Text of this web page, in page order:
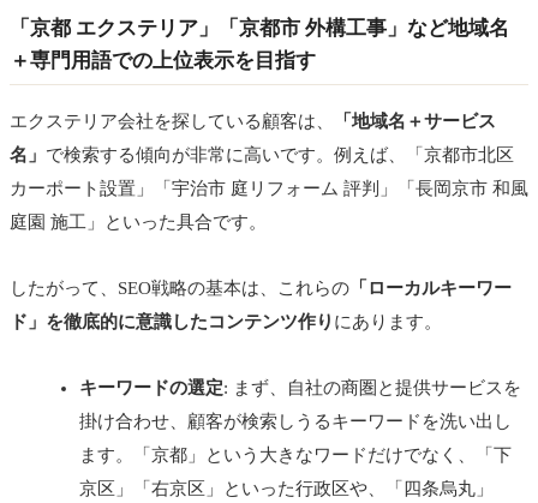
「京都 エクステリア」「京都市 外構工事」など地域名
＋専門用語での上位表示を目指す
エクステリア会社を探している顧客は、
「地域名＋サービス
名」 で検索する傾向が非常に高いです。例えば、「京都市北区
カーポート設置」「宇治市 庭リフォーム 評判」「長岡京市 和風
庭園 施工」といった具合です。
したがって、SEO戦略の基本は、これらの 「ローカルキーワー
ド」を徹底的に意識したコンテンツ作り にあります。
キーワードの選定: まず、自社の商圏と提供サービスを
掛け合わせ、顧客が検索しうるキーワードを洗い出し
ます。「京都」という大きなワードだけでなく、「下
京区」「右京区」といった行政区や、「四条烏丸」